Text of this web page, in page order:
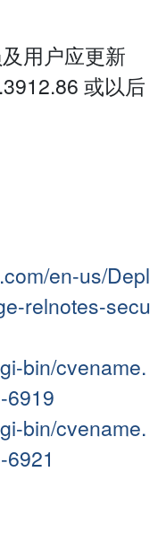
用户应更新
或以后
en-us/Depl
relnotes-secu
bin/cvename.
6919
bin/cvename.